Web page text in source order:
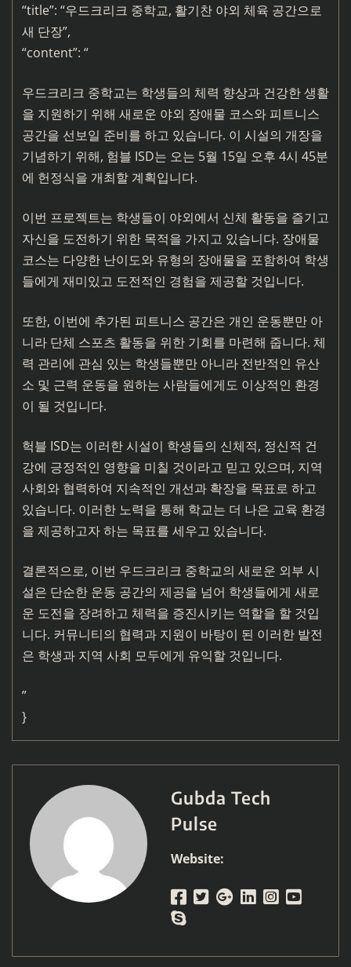
“title”: “우드크리크 중학교, 활기찬 야외 체육 공간으로
새 단장”,
“content”: “
우드크리크 중학교는 학생들의 체력 향상과 건강한 생활
을 지원하기 위해 새로운 야외 장애물 코스와 피트니스
공간을 선보일 준비를 하고 있습니다. 이 시설의 개장을
기념하기 위해, 험블 ISD는 오는 5월 15일 오후 4시 45분
에 헌정식을 개최할 계획입니다.
이번 프로젝트는 학생들이 야외에서 신체 활동을 즐기고
자신을 도전하기 위한 목적을 가지고 있습니다. 장애물
코스는 다양한 난이도와 유형의 장애물을 포함하여 학생
들에게 재미있고 도전적인 경험을 제공할 것입니다.
또한, 이번에 추가된 피트니스 공간은 개인 운동뿐만 아
니라 단체 스포츠 활동을 위한 기회를 마련해 줍니다. 체
력 관리에 관심 있는 학생들뿐만 아니라 전반적인 유산
소 및 근력 운동을 원하는 사람들에게도 이상적인 환경
이 될 것입니다.
헉블 ISD는 이러한 시설이 학생들의 신체적, 정신적 건
강에 긍정적인 영향을 미칠 것이라고 믿고 있으며, 지역
사회와 협력하여 지속적인 개선과 확장을 목표로 하고
있습니다. 이러한 노력을 통해 학교는 더 나은 교육 환경
을 제공하고자 하는 목표를 세우고 있습니다.
결론적으로, 이번 우드크리크 중학교의 새로운 외부 시
설은 단순한 운동 공간의 제공을 넘어 학생들에게 새로
운 도전을 장려하고 체력을 증진시키는 역할을 할 것입
니다. 커뮤니티의 협력과 지원이 바탕이 된 이러한 발전
은 학생과 지역 사회 모두에게 유익할 것입니다.
”
}
Gubda Tech
Pulse
Website: